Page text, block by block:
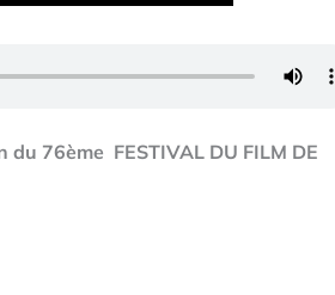
du 76ème FESTIVAL DU FILM DE